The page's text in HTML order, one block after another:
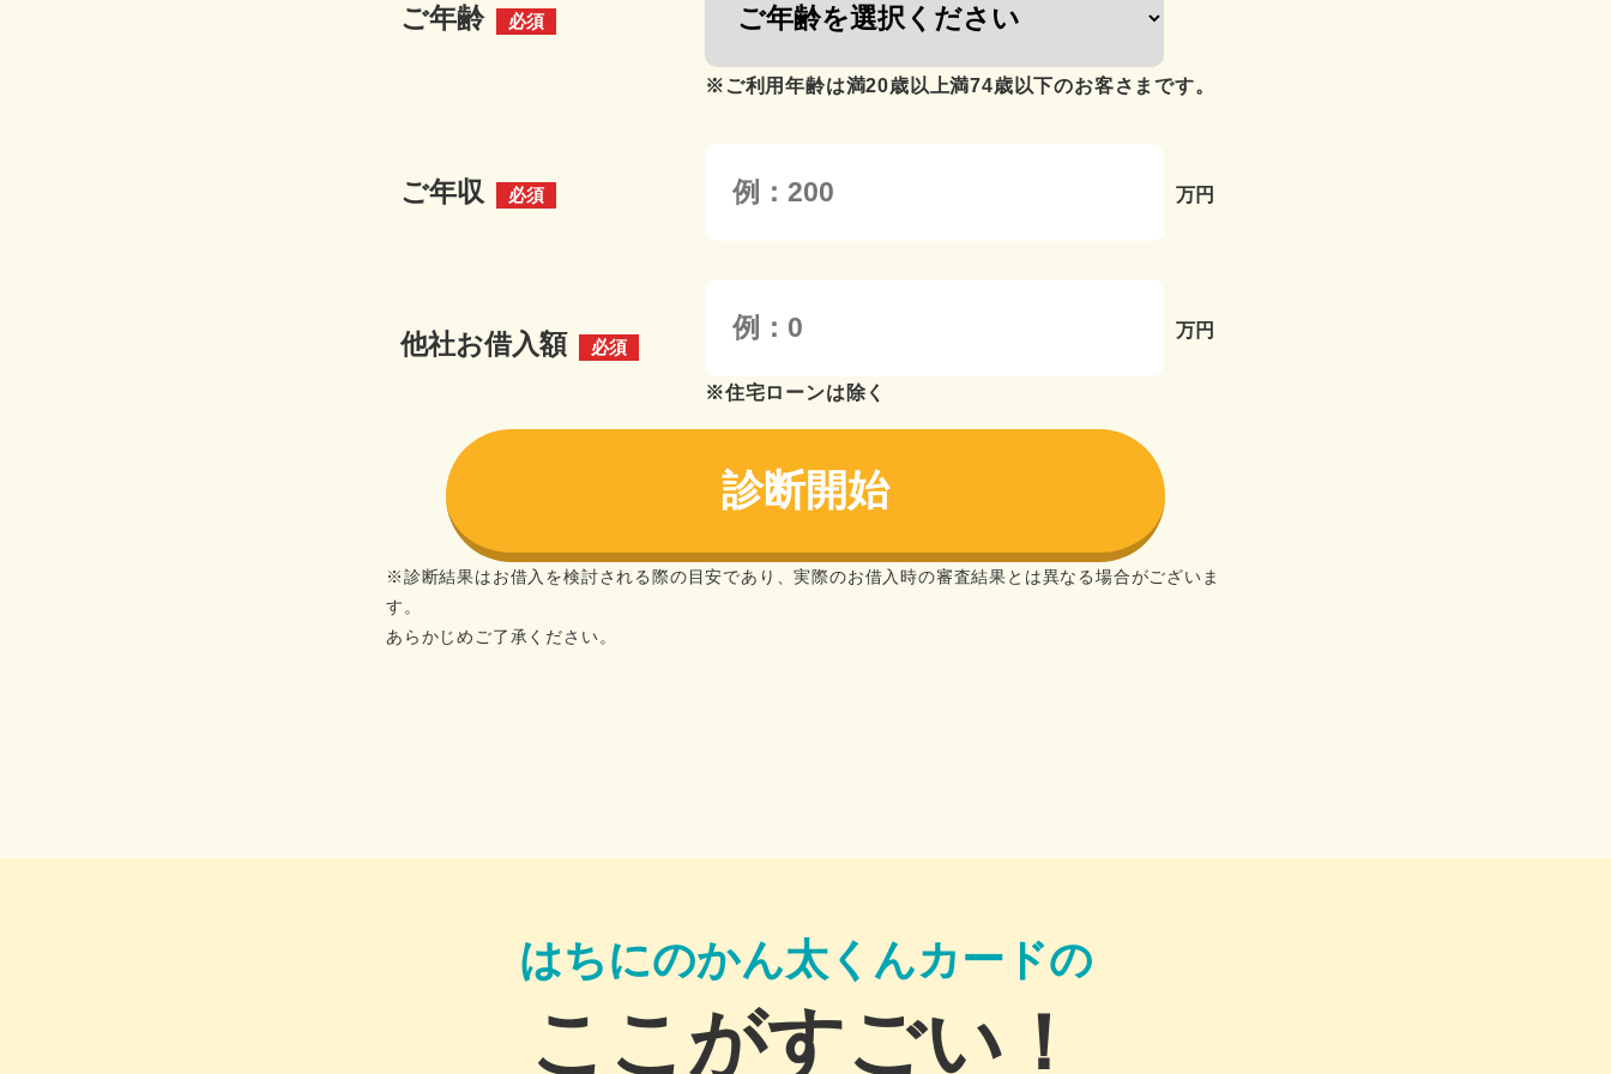
ご年齢 必須
※ご利用年齢は満20歳以上満74歳以下のお客さまです。
ご年収 必須 万円
他社お借入額 必須
万円
※住宅ローンは除く
※診断結果はお借入を検討される際の目安であり、実際のお借入時の審査結果とは異なる場合がございま
す。
あらかじめご了承ください。
はちにのかん太くんカードの
ここがすごい！